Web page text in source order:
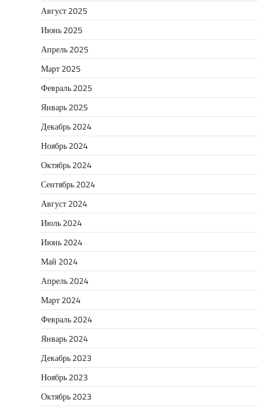
Август 2025
Июнь 2025
Апрель 2025
Март 2025
Февраль 2025
Январь 2025
Декабрь 2024
Ноябрь 2024
Октябрь 2024
Сентябрь 2024
Август 2024
Июль 2024
Июнь 2024
Май 2024
Апрель 2024
Март 2024
Февраль 2024
Январь 2024
Декабрь 2023
Ноябрь 2023
Октябрь 2023